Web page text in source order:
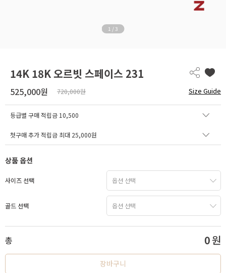
1 / 3
14K 18K 오르빗 스페이스 231
525,000원 720,000원 Size Guide
등급별 구매 적립금 10,500
첫구매 추가 적립금 최대 25,000원
상품 옵션
사이즈 선택
골드 선택
총 0원
장바구니